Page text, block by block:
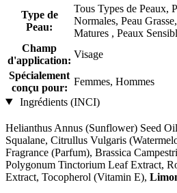
Type de
Peau:
Tous Types de Peaux,
Normales, Peau
Matures , Peaux
Champ
d'application:
Visage
Spécialement
conçu pour:
Femmes, Hommes
Ingrédients (INCI)
Helianthus Annus (Sunflower) Seed Oil
Squalane, Citrullus Vulgaris
Fragrance (Parfum), Brassica
Polygonum Tinctorium Leaf Extract,
Extract, Tocopherol (Vitamin E),